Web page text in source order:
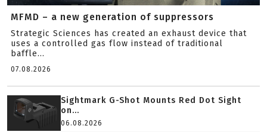
MFMD – a new generation of suppressors
Strategic Sciences has created an exhaust device that
uses a controlled gas flow instead of traditional
baffle...
07.08.2026
Sightmark G-Shot Mounts Red Dot Sight
on...
06.08.2026